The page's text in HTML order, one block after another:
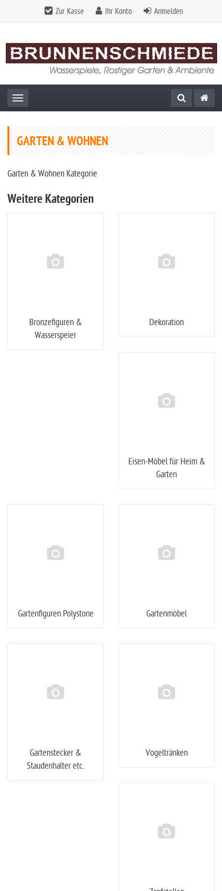
Zur Kasse Ihr Konto Anmelden
Toggle navigation
GARTEN & WOHNEN
Garten & Wohnen Kategorie
Weitere Kategorien
Bronzefiguren &
Wasserspeier
Dekoration
Eisen-Möbel für Heim &
Garten
Gartenfiguren Polystone Gartenmöbel
Gartenstecker &
Staudenhalter etc.
Vogeltränken